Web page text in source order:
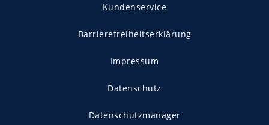
Kundenservice
Barrierefreiheitserklärung
Impressum
Datenschutz
Datenschutzmanager